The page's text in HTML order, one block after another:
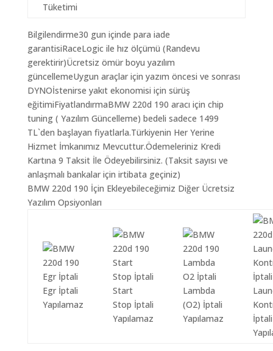
Tüketimi
Bilgilendirme30 gun içinde para iade
garantisiRaceLogic ile hız ölçümü (Randevu
gerektirir)Ücretsiz ömür boyu yazılım
güncellemeUygun araçlar için yazım öncesi ve sonrası
DYNOİstenirse yakıt ekonomisi için sürüş
eğitimiFiyatlandırmaBMW 220d 190 aracı için chip
tuning ( Yazılım Güncelleme) bedeli sadece 1499
TL`den başlayan fiyatlarla.Türkiyenin Her Yerine
Hizmet İmkanımız Mevcuttur.Ödemeleriniz Kredi
Kartına 9 Taksit İle Ödeyebilirsiniz. (Taksit sayısı ve
anlaşmalı bankalar için irtibata geçiniz)
BMW 220d 190 İçin Ekleyebileceğimiz Diğer Ücretsiz
Yazılım Opsiyonları
Egr İptali
Yapılamaz
Start
Stop İptali
Yapılamaz
Lambda
(O2) İptali
Yapılamaz
İptali